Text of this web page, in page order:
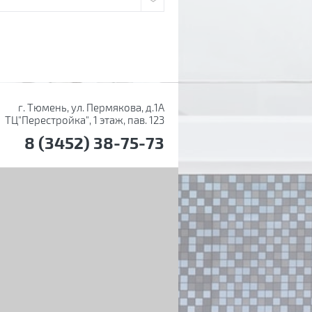
г. Тюмень, ул. Пермякова, д.1А
ТЦ"Перестройка", 1 этаж, пав. 123
8 (3452) 38-75-73